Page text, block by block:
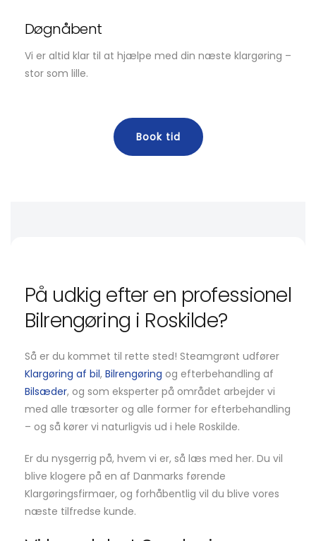
Døgnåbent
Vi er altid klar til at hjælpe med din næste klargøring –
stor som lille.
Book tid
På udkig efter en professionel
Bilrengøring i Roskilde?
Så er du kommet til rette sted! Steamgrønt udfører
Klargøring af bil, Bilrengøring og efterbehandling af
Bilsæder, og som eksperter på området arbejder vi
med alle træsorter og alle former for efterbehandling
– og så kører vi naturligvis ud i hele Roskilde.
Er du nysgerrig på, hvem vi er, så læs med her. Du vil
blive klogere på en af Danmarks førende
Klargøringsfirmaer, og forhåbentlig vil du blive vores
næste tilfredse kunde.